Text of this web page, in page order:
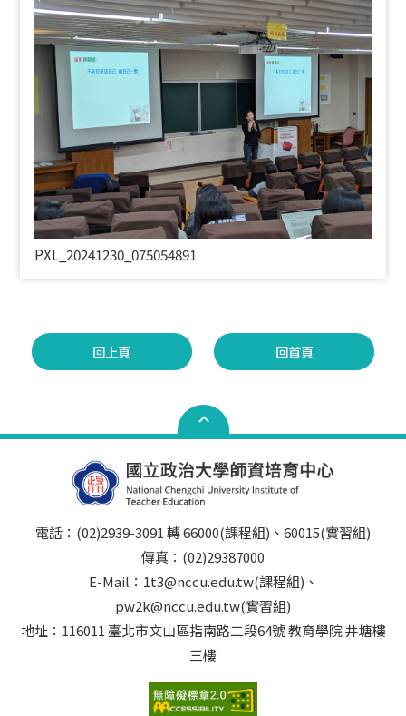
PXL_20241230_075054891
回上頁 回首頁
電話：(02)2939-3091 轉 66000(課程組)、60015(實習組)
傳真：(02)29387000
E-Mail：1t3@nccu.edu.tw(課程組)、
pw2k@nccu.edu.tw(實習組)
地址：116011 臺北市文山區指南路二段64號 教育學院 井塘樓
三樓